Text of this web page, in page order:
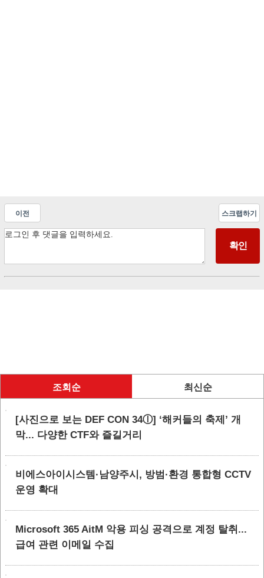
이전 스크랩하기
조회순 최신순
[사진으로 보는 DEF CON 34ⓛ] ‘해커들의 축제’ 개
막... 다양한 CTF와 즐길거리
비에스아이시스템·남양주시, 방범·환경 통합형 CCTV
운영 확대
Microsoft 365 AitM 악용 피싱 공격으로 계정 탈취...
급여 관련 이메일 수집